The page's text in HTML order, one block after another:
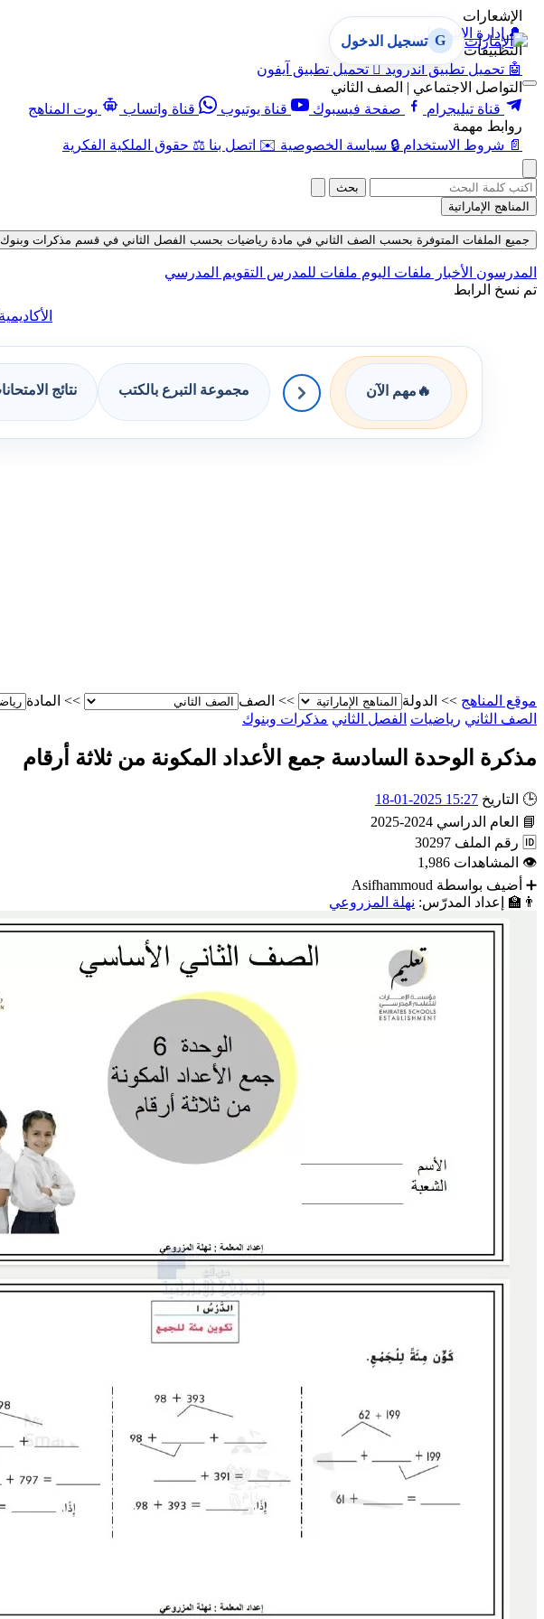
الإشعارات
🔔 إدارة الإشعارات
التطبيقات
🤖 تحميل تطبيق أندرويد  تحميل تطبيق آيفون
التواصل الاجتماعي | الصف الثاني
قناة تيليجرام
صفحة فيسبوك قناة يوتيوب قناة واتساب
بوت المناهج
روابط مهمة
📄 شروط الاستخدام 🔒 سياسة الخصوصية ✉️ اتصل بنا ⚖️ حقوق الملكية الفكرية
G تسجيل الدخول
بحث
المناهج الإماراتية
جميع الملفات المتوفرة بحسب الصف الثاني في مادة رياضيات بحسب الفصل الثاني في قسم مذكرات وبنوك حتى تاريخ
المدرسون الأخبار ملفات اليوم ملفات للمدرس التقويم المدرسي
تم نسخ الرابط
الأكاديمية
🔥 مهم الآن مجموعة التبرع بالكتب نتائج
موقع المناهج >> الدولة >> الصف >> المادة
الصف الثاني رياضيات الفصل الثاني مذكرات وبنوك
مذكرة الوحدة السادسة جمع الأعداد المكونة من ثلاثة أرقام
🕒 التاريخ 15:27 2025-01-18
📘
العام الدراسي 2024-2025
🆔 رقم الملف 30297
👁 المشاهدات 1,986
➕ أضيف بواسطة Asifhammoud
👨‍🏫
إعداد المدرّس: نهلة المزروعي